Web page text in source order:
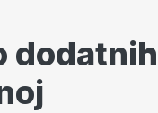
dodatnih